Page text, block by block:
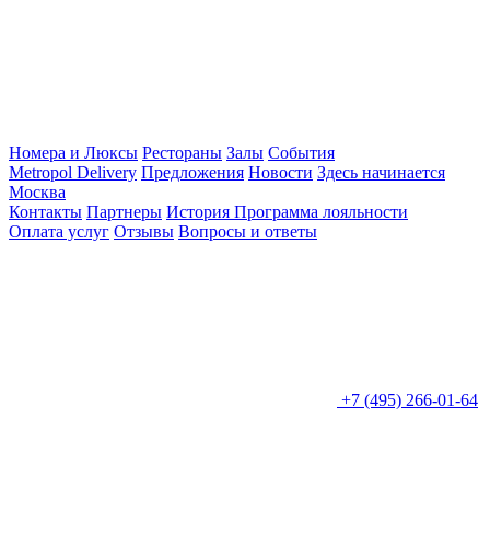
Номера и Люксы Рестораны Залы События
Metropol Delivery Предложения Новости Здесь начинается
Москва
Контакты Партнеры История Программа лояльности
Оплата услуг Отзывы Вопросы и ответы
+7 (495) 266-01-64